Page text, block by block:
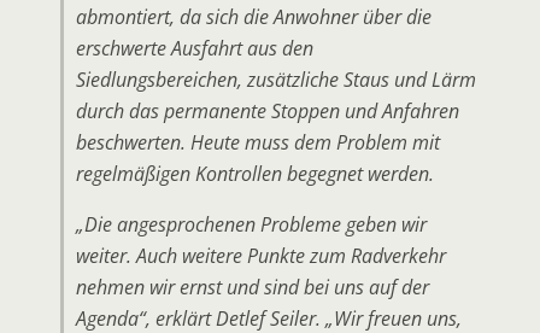
abmontiert, da sich die Anwohner über die
erschwerte Ausfahrt aus den
Siedlungsbereichen, zusätzliche Staus und Lärm
durch das permanente Stoppen und Anfahren
beschwerten. Heute muss dem Problem mit
regelmäßigen Kontrollen begegnet werden.
„Die angesprochenen Probleme geben wir
weiter. Auch weitere Punkte zum Radverkehr
nehmen wir ernst und sind bei uns auf der
Agenda“, erklärt Detlef Seiler. „Wir freuen uns,